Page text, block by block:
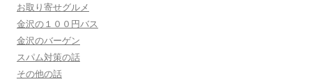
お取り寄せグルメ
金沢の１００円バス
金沢のバーゲン
スパム対策の話
その他の話